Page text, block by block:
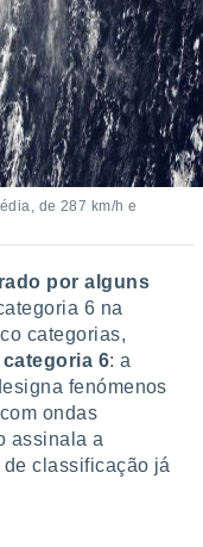
de 287 km/h e
por alguns
6 na
categorias,
6: a
fenómenos
ondas
assinala a
classificação já